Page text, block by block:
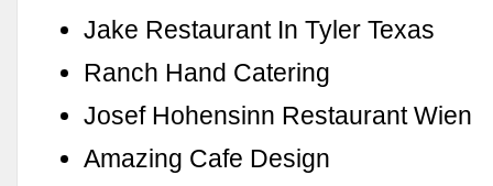
Jake Restaurant In Tyler Texas
Ranch Hand Catering
Josef Hohensinn Restaurant Wien
Amazing Cafe Design